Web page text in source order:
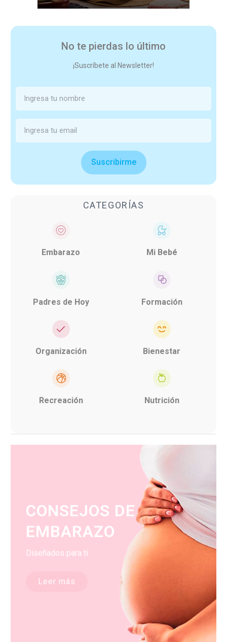
No te pierdas lo último
¡Suscríbete al Newsletter!
Suscribirme
CATEGORÍAS
Embarazo Mi Bebé
Padres de Hoy Formación
Organización Bienestar
Recreación Nutrición
CONSEJOS DE
EMBARAZO
Diseñados para ti
Leer más